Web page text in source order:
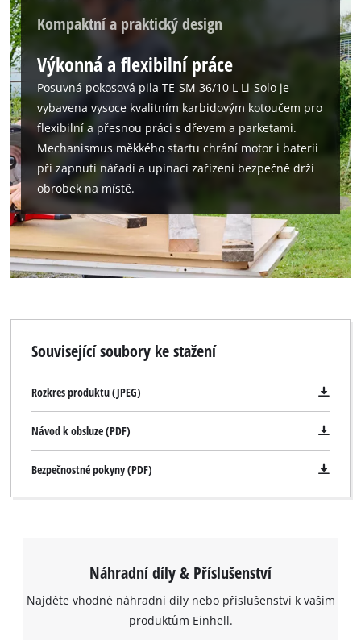
Kompaktní a praktický design
Výkonná a flexibilní práce
Posuvná pokosová pila TE-SM 36/10 L Li-Solo je
vybavena vysoce kvalitním karbidovým kotoučem pro
flexibilní a přesnou práci s dřevem a parketami.
Mechanismus měkkého startu chrání motor i baterii
při zapnutí nářadí a upínací zařízení bezpečně drží
obrobek na místě.
Související soubory ke stažení
Rozkres produktu (JPEG)
Návod k obsluze (PDF)
Bezpečnostné pokyny (PDF)
Náhradní díly & Příslušenství
Najděte vhodné náhradní díly nebo příslušenství k vašim
produktům Einhell.